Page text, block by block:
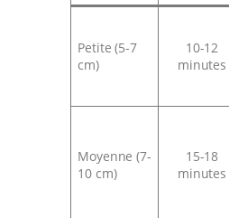
Petite (5-7
cm)
10-12
minutes
Moyenne (7-
10 cm)
15-18
minutes